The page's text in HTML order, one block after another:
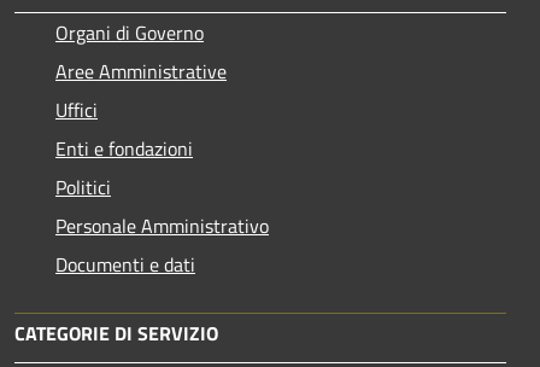
Organi di Governo
Aree Amministrative
Uffici
Enti e fondazioni
Politici
Personale Amministrativo
Documenti e dati
CATEGORIE DI SERVIZIO